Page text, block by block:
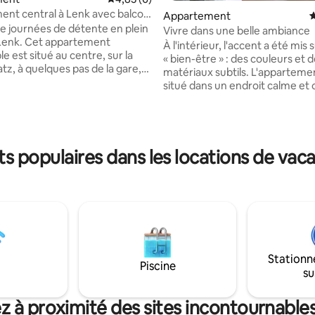
la base de 41 commentaires : 4,93 sur 5
central à Lenk avec balcon
journées de détente en plein
Cet appartement
est situé au centre, sur la
à quelques pas de la gare,
; • Salle de bain •
Appartement
Vivre dans une belle ambiance
À l'intérieur, l'accent a été mis
« bien-être » : des couleurs et
matériaux subtils.
situé dans un endroit calme et
baignoire et d'une salle de bain
douche. Le salon avec la
prendre le soleil. Également
Internet rapide.
populaires dans les locations de
Piscine
à proximité des sites